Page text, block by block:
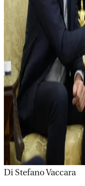
Di Stefano Vaccara